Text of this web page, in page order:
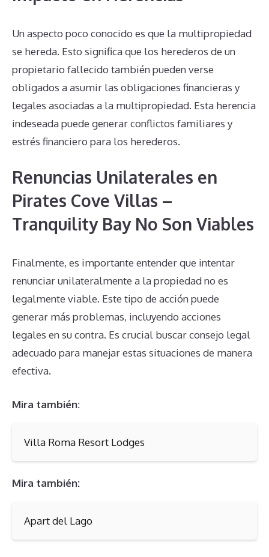
Un aspecto poco conocido es que la multipropiedad
se hereda. Esto significa que los herederos de un
propietario fallecido también pueden verse
obligados a asumir las obligaciones financieras y
legales asociadas a la multipropiedad. Esta herencia
indeseada puede generar conflictos familiares y
estrés financiero para los herederos.
Renuncias Unilaterales en
Pirates Cove Villas –
Tranquility Bay No Son Viables
Finalmente, es importante entender que intentar
renunciar unilateralmente a la propiedad no es
legalmente viable. Este tipo de acción puede
generar más problemas, incluyendo acciones
legales en su contra. Es crucial buscar consejo legal
adecuado para manejar estas situaciones de manera
efectiva.
Mira también:
Villa Roma Resort Lodges
Mira también:
Apart del Lago